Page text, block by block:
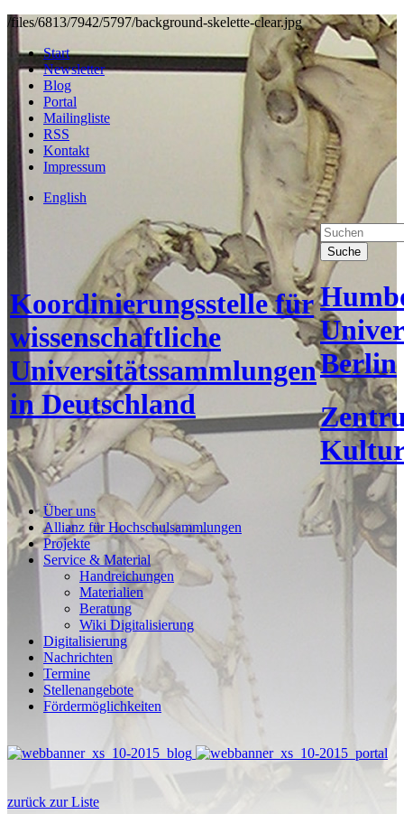
/files/6813/7942/5797/background-skelette-clear.jpg
Start
Newsletter
Blog
Portal
Mailingliste
RSS
Kontakt
Impressum
English
Koordinierungsstelle für
wissenschaftliche
Universitätssammlungen
in Deutschland
Suche
Berlin
Über uns
Allianz für Hochschulsammlungen
Projekte
Service & Material
Handreichungen
Materialien
Beratung
Wiki Digitalisierung
Digitalisierung
Nachrichten
Termine
Stellenangebote
Fördermöglichkeiten
zurück zur Liste